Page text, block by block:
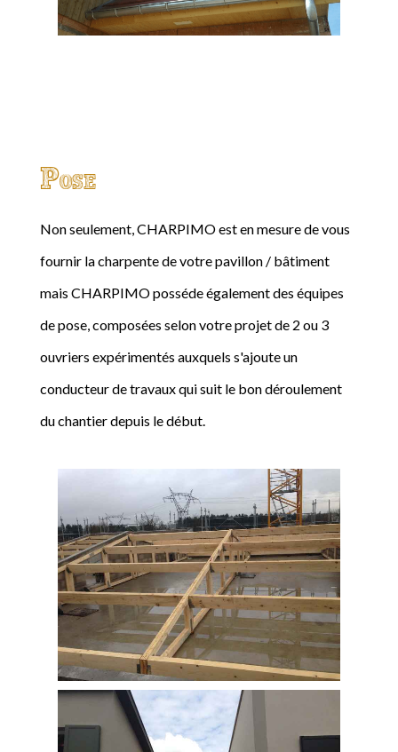
Pose
Non seulement, CHARPIMO est en mesure de vous
fournir la charpente de votre pavillon / bâtiment
mais CHARPIMO posséde également des équipes
de pose, composées selon votre projet de 2 ou 3
ouvriers expérimentés auxquels s'ajoute un
conducteur de travaux qui suit le bon déroulement
du chantier depuis le début.